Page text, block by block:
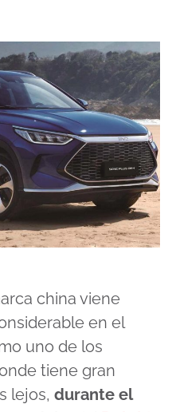
china viene
en el
uno de los
tiene gran
lejos, durante el